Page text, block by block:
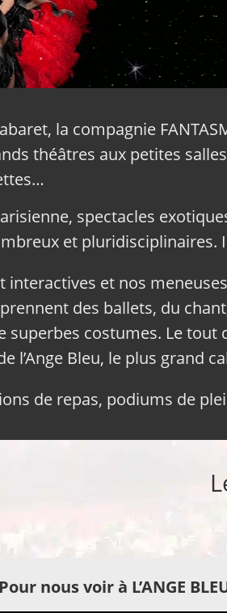
la compagnie
théâtres aux petites
spectacles
et pluridisciplinaires.
interactives et nos
des ballets, du
superbes costumes. Le
l’Ange Bleu, le plus grand
de repas, podiums de
Pour nous voir à L’ANGE